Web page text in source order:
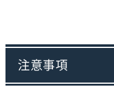
注意事項